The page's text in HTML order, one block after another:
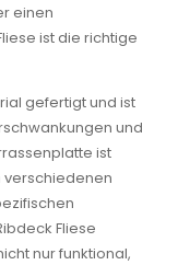
einen
ist die richtige
gefertigt und ist
und
ist
verschiedenen
Fliese
nur funktional,